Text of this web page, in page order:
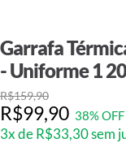
Garrafa
- Uniforme 1
R$159,90
R$99,90 38% OFF
3x de R$33,30 sem